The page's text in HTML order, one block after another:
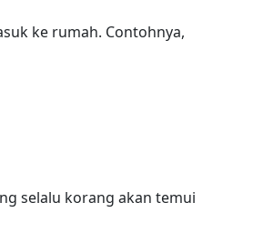
ke rumah. Contohnya,
selalu korang akan temui